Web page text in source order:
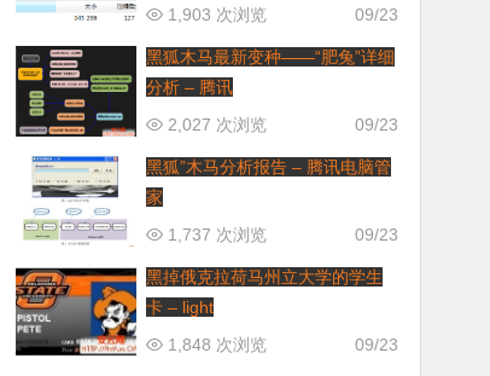
09/23
1,903 次浏览
黑狐木马最新变种——“肥兔”详细
分析 – 腾讯
09/23
2,027 次浏览
黑狐”木马分析报告 – 腾讯电脑管
家
09/23
1,737 次浏览
黑掉俄克拉荷马州立大学的学生
卡 – light
09/23
1,848 次浏览